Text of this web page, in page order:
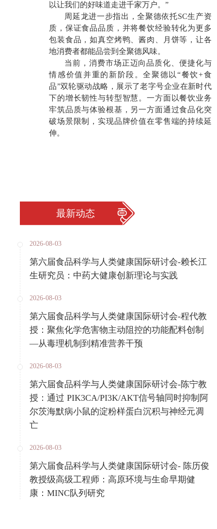
以让我们的好味道走进千家万户。”
周延龙进一步指出，全聚德依托SC生产资
质，保证食品品质，并将餐饮经验转化为更多
包装食品，如真空烤鸭、酱肉、月饼等，让各
地消费者都能品尝到全聚德风味。
当前，消费市场正迈向品质化、便捷化与
情感价值并重的新阶段。全聚德以“餐饮+食
品”双轮驱动战略，展示了老字号企业在新时代
下的增长韧性与转型智慧。一方面以餐饮业务
牢筑品质与体验根基，另一方面通过食品化突
破场景限制，实现品牌价值在零售端的持续延
伸。
最新动态
2026-08-03
第六届食品科学与人类健康国际研讨会-赖长江
生研究员：中药大健康创新理论与实践
2026-08-03
第六届食品科学与人类健康国际研讨会-程代教
授：聚焦化学危害物主动阻控的功能配料创制
—从毒理机制到精准营养干预
2026-08-03
第六届食品科学与人类健康国际研讨会-陈宁教
授：通过 PIK3CA/PI3K/AKT信号轴同时抑制阿
尔茨海默病小鼠的淀粉样蛋白沉积与神经元凋
亡
2026-08-03
第六届食品科学与人类健康国际研讨会- 陈历俊
教授级高级工程师：高原环境与生命早期健
康：MINC队列研究